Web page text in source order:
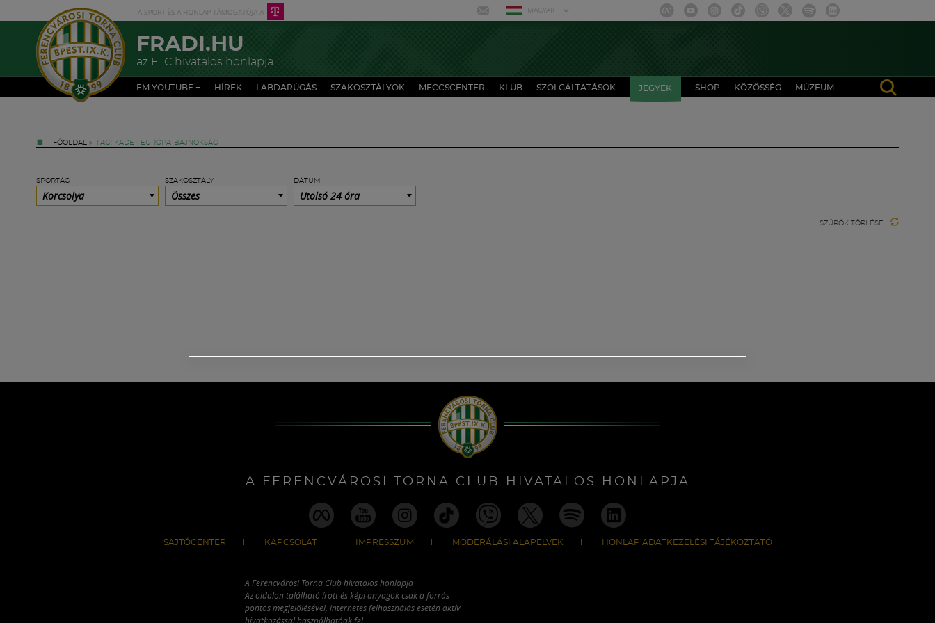
MAGYAR
FRADI.HU
az FTC hivatalos honlapja
FM YOUTUBE + HÍREK LABDARÚGÁS SZAKOSZTÁLYOK MECCSCENTER KLUB SZOLGÁLTATÁSOK JEGYEK SHOP KÖZÖSSÉG MÚZEUM
FŐOLDAL » TAG: KADET EURÓPA-BAJNOKSÁG
SPORTÁG
Korcsolya
SZAKOSZTÁLY
Összes
DÁTUM
Utolsó 24 óra
SZŰRŐK TÖRLÉSE
A FERENCVÁROSI TORNA CLUB HIVATALOS HONLAPJA
SAJTÓCENTER KAPCSOLAT IMPRESSZUM MODERÁLÁSI ALAPELVEK HONLAP ADATKEZELÉSI TÁJÉKOZTATÓ
A Ferencvárosi Torna Club hivatalos honlapja
Az oldalon található írott és képi anyagok csak a forrás
pontos megjelölésével, internetes felhasználás esetén aktív
hivatkozással használhatóak fel.